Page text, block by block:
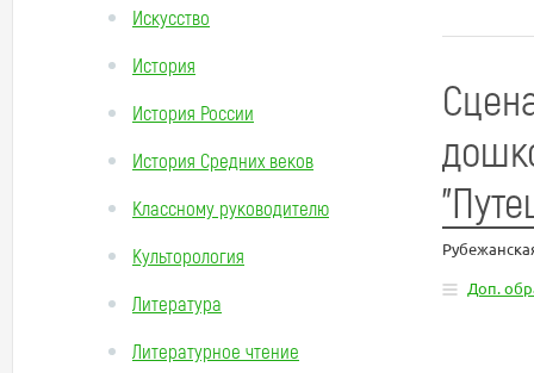
Искусство
История
История России
История Средних веков
Классному руководителю
Культорология
Литература
Литературное чтение
Доп.